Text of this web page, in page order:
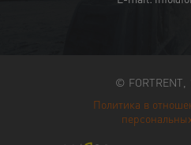
© FORTRENT,
Политика в